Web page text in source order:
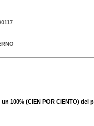
100% (CIEN POR CIENTO)